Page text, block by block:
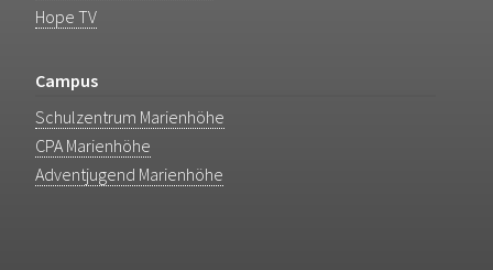
Hope TV
Campus
Schulzentrum Marienhöhe
CPA Marienhöhe
Adventjugend Marienhöhe